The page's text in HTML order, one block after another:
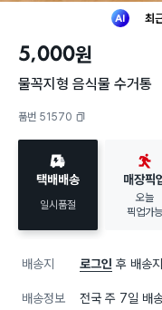
최
5,000원
물꼭지형 음식물 수거통
품번 51570
택배배송
일시품절
매장픽
오늘
픽업가능
배송지 로그인 후 배송
배송정보 전국 주 7일 배